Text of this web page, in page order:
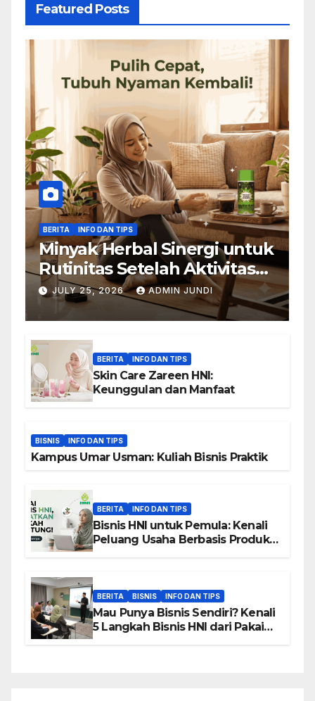
Featured Posts
BERITA INFO DAN TIPS
Minyak Herbal Sinergi untuk
Rutinitas Setelah Aktivitas
Padat
JULY 25, 2026 ADMIN JUNDI
BERITA INFO DAN TIPS
Skin Care Zareen HNI:
Keunggulan dan Manfaat
BISNIS INFO DAN TIPS
Kampus Umar Usman: Kuliah Bisnis Praktik
BERITA INFO DAN TIPS
Bisnis HNI untuk Pemula: Kenali
Peluang Usaha Berbasis Produk,
BERITA BISNIS INFO DAN TIPS
Mau Punya Bisnis Sendiri? Kenali
5 Langkah Bisnis HNI dari Pakai